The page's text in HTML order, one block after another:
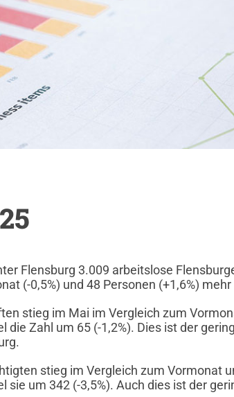
Flensburg 3.009 arbeitslose
(-0,5%) und 48 Personen (+1,6%)
stieg im Mai im Vergleich zum
die Zahl um 65 (-1,2%). Dies ist der
stieg im Vergleich zum Vormonat
sie um 342 (-3,5%). Auch dies ist der